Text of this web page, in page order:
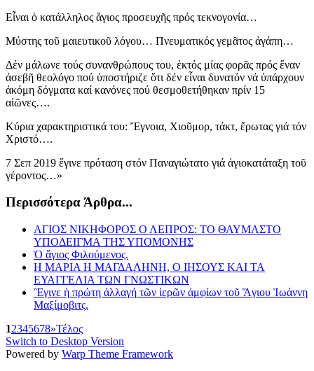
Εἶναι ὁ κατάλληλος ἅγιος προσευχῆς πρός τεκνογονία…
Μύστης τοῦ μαιευτικοῦ λόγου… Πνευματικός γεμᾶτος ἀγάπη…
Δέν μάλωνε τούς συνανθρώπους του, ἐκτός μίας φορᾶς πρός ἕναν
ἀσεβῆ θεολόγο πού ὑποστήριζε ὅτι δέν εἶναι δυνατόν νά ὑπάρχουν
ἀκόμη δόγματα καί κανόνες πού θεσμοθετήθηκαν πρίν 15
αἰῶνες….
Κύρια χαρακτηριστικά του: Ἔγνοια, Χιοῦμορ, τάκτ, ἔρωτας γιά τόν
Χριστό….
7 Σεπ 2019 ἔγινε πρόταση στόν Παναγιώτατο γιά ἁγιοκατάταξη τοῦ
γέροντος…»
Περισσότερα Άρθρα...
ΑΓΙΟΣ ΝΙΚΗΦΟΡΟΣ Ο ΛΕΠΡΟΣ: ΤΟ ΘΑΥΜΑΣΤΟ
ΥΠΟΔΕΙΓΜΑ ΤΗΣ ΥΠΟΜΟΝΗΣ
Ὁ ἅγιος Φιλούμενος.
Η ΜΑΡΙΑ Η ΜΑΓΔΑΛΗΝΗ, Ο ΙΗΣΟΥΣ ΚΑΙ ΤΑ
ΕΥΑΓΓΕΛΙΑ ΤΩΝ ΓΝΩΣΤΙΚΩΝ
Ἒγινε ἡ πρώτη ἀλλαγή τῶν ἱερῶν ἀμφίων τοῦ Ἅγιου Ἰωάννη
Μαξίμοβιτς.
12345678»Τέλος
Switch to Desktop Version
Powered by Warp Theme Framework